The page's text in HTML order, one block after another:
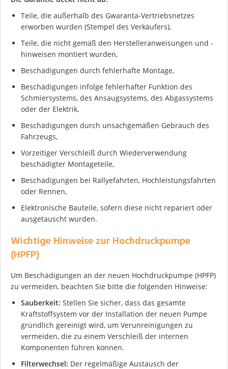
Teile, die außerhalb des Gwaranta-Vertriebsnetzes
erworben wurden (Stempel des Verkäufers),
Teile, die nicht gemäß den Herstelleranweisungen und -
hinweisen montiert wurden,
Beschädigungen durch fehlerhafte Montage,
Beschädigungen infolge fehlerhafter Funktion des
Schmiersystems, des Ansaugsystems, des Abgassystems
oder der Elektrik,
Beschädigungen durch unsachgemäßen Gebrauch des
Fahrzeugs,
Vorzeitiger Verschleiß durch Wiederverwendung
beschädigter Montageteile,
Beschädigungen bei Rallyefahrten, Hochleistungsfahrten
oder Rennen,
Elektronische Bauteile, sofern diese nicht repariert oder
ausgetauscht wurden.
Wichtige Hinweise zur Hochdruckpumpe
(HPFP)
Um Beschädigungen an der neuen Hochdruckpumpe (HPFP)
zu vermeiden, beachten Sie bitte die folgenden Hinweise:
Sauberkeit: Stellen Sie sicher, dass das gesamte
Kraftstoffsystem vor der Installation der neuen Pumpe
gründlich gereinigt wird, um Verunreinigungen zu
vermeiden, die zu einem Verschleiß der internen
Komponenten führen können.
Filterwechsel: Der regelmäßige Austausch der
Ich stimme der DSGVO zu